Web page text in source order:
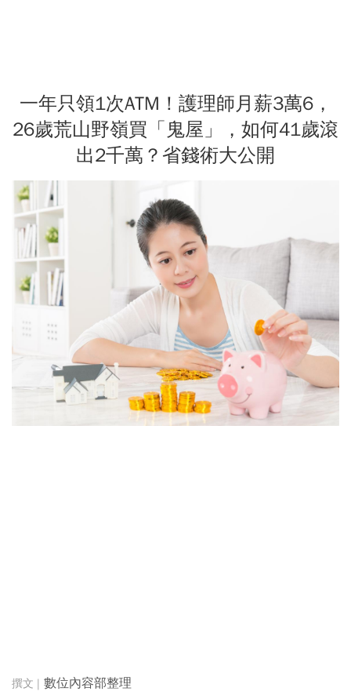
一年只領1次ATM！護理師月薪3萬6，
26歲荒山野嶺買「鬼屋」，如何41歲滾
出2千萬？省錢術大公開
數位內容部整理